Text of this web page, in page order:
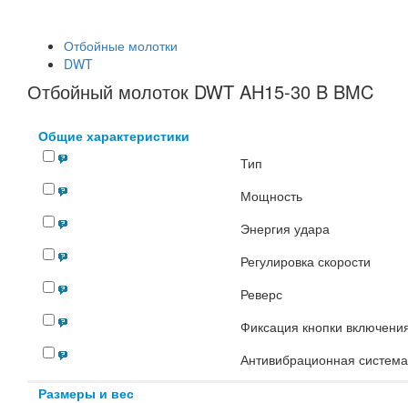
Отбойные молотки
DWT
Отбойный молоток DWT AH15-30 B BMC
Общие характеристики
Тип
Мощность
Энергия удара
Регулировка скорости
Реверс
Фиксация кнопки
Антивибрационная система
Размеры и вес